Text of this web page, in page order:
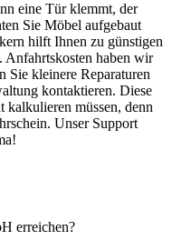
eine Tür klemmt, der
Sie Möbel aufgebaut
hilft Ihnen zu günstigen
Anfahrtskosten haben wir
Sie kleinere Reparaturen
kontaktieren. Diese
kalkulieren müssen, denn
Unser Support
erreichen?